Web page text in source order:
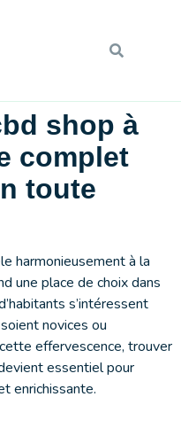
shop à
complet
toute
harmonieusement à la
une place de choix dans
s’intéressent
novices ou
effervescence, trouver
essentiel pour
enrichissante.